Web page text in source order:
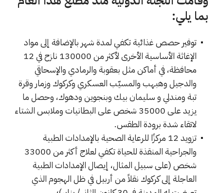
بما يلي:
توفير حصص غذائية تكفي لمدة شهر بالإضافة إلى مواد
الإغاثة الأساسية الأخرى لأكثر من 130000 نازح في 12
محافظة، في أماكن مثل بعقوبة والرمادي والإسحاقي
والدجيل وهبهب والمسيّب العسكري وكركوك وزمار وقرة
تبة ومندلي و سليمان بيك وبنجوين ودهوك، وحصل ما
يزيد على 35000 شخص على البطانيات وملابس الشتاء
لاتقاء شدة برودة الطقس.
تزويد 12 مركزًا للرعاية الصحية بالإمدادات الطبية
والجراحية المنقذة للحياة تكفي لعلاج أكثر من 33000
شخص (على سبيل المثال، إيصال الإمدادات الطبية
العاجلة إلى كركوك نقلاً من أربيل في ظل الهجوم الذي